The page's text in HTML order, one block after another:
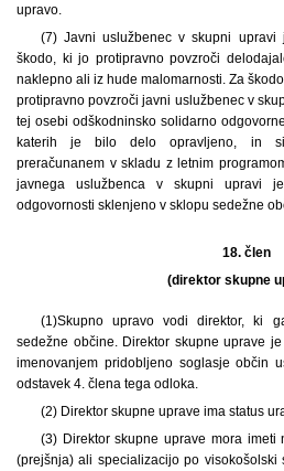
upravo.
(7) Javni uslužbenec v skupni upravi
škodo, ki jo protipravno povzroči
naklepno ali iz hude malomarnosti. Za
protipravno povzroči javni uslužbenec v
tej osebi odškodninsko solidarno
katerih je bilo delo opravljeno, in
preračunanem v skladu z letnim
javnega uslužbenca v skupni upravi
odgovornosti sklenjeno v sklopu sedežne
18. člen
(direktor skupne
(1)Skupno upravo vodi direktor, ki
sedežne občine. Direktor skupne uprave
imenovanjem pridobljeno soglasje občin
odstavek 4. člena tega odloka.
(2) Direktor skupne uprave ima status
(3) Direktor skupne uprave mora imeti
(prejšnja) ali specializacijo po visokošolski